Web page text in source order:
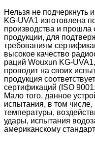
Нельзя не подчеркнуть
KG-UVA1 изготовлена
производства и прошла
продукции, для
требованиям
высокое качество
раций Wouxun KG-
проводит на своих
продукция
сертификаций (ISO
Мало того, данное
испытания, в том
температуры,
удары, испытания
американскому